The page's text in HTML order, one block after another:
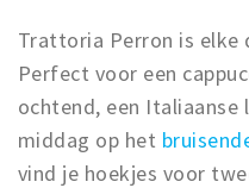
Trattoria Perron is elke
Perfect voor een
ochtend, een Italiaanse
middag op het
vind je hoekjes voor